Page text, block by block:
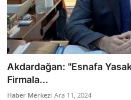
Akdardağan: "Esnafa
Firmala...
Haber Merkezi Ara 11, 2024